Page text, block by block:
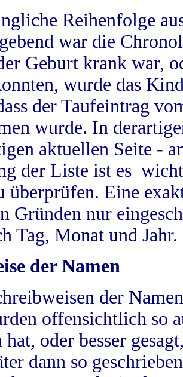
Reihenfolge
war die
Geburt krank war,
wurde das
der Taufeintrag
wurde. In
aktuellen Seite -
der Liste ist es
überprüfen. Eine
Gründen nur
Tag, Monat und Jahr.
der Namen
der
offensichtlich so
hat, oder besser
dann so